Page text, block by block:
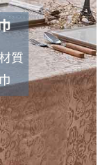
質